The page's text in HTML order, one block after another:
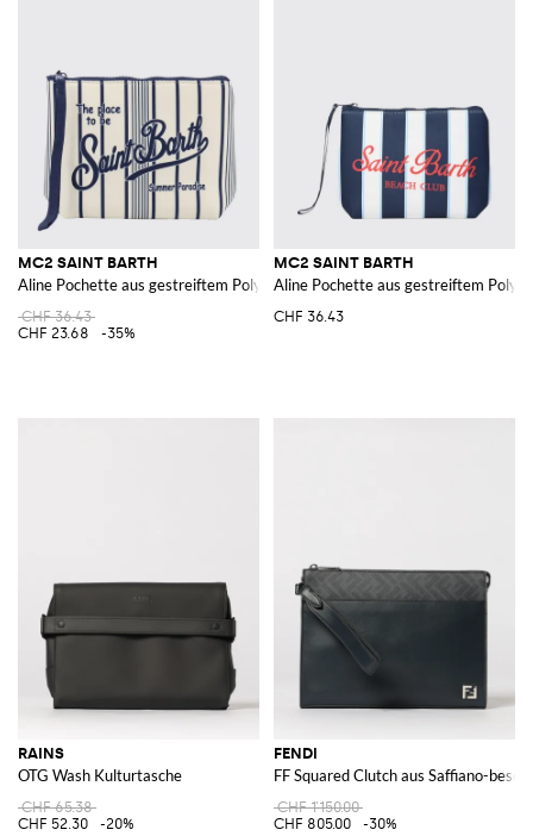
MC2 SAINT BARTH
Aline Pochette aus gestreiftem Polyester
CHF 36.43
CHF 23.68
-35%
MC2 SAINT BARTH
Aline Pochette aus gestreiftem
CHF 36.43
RAINS
OTG Wash Kulturtasche
CHF 65.38
CHF 52.30
-20%
FENDI
FF Squared Clutch aus Saffiano-
CHF 1'150.00
CHF 805.00
-30%